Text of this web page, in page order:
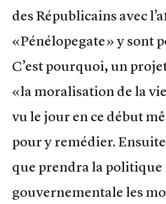
des Républicains avec
«Pénélopegate» y sont
C’est pourquoi, un
«la moralisation de la
vu le jour en ce début
pour y remédier.
que prendra la politique
gouvernementale les